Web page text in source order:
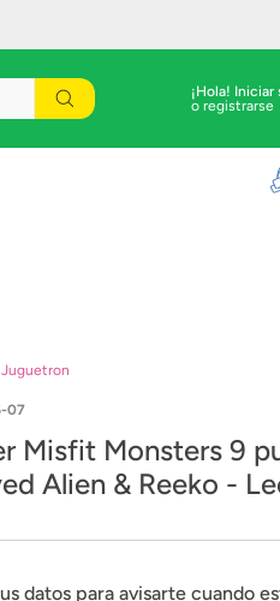
¡Hola! Iniciar
07
Misfit Monsters 9
Alien & Reeko -
datos para avisarte cuando